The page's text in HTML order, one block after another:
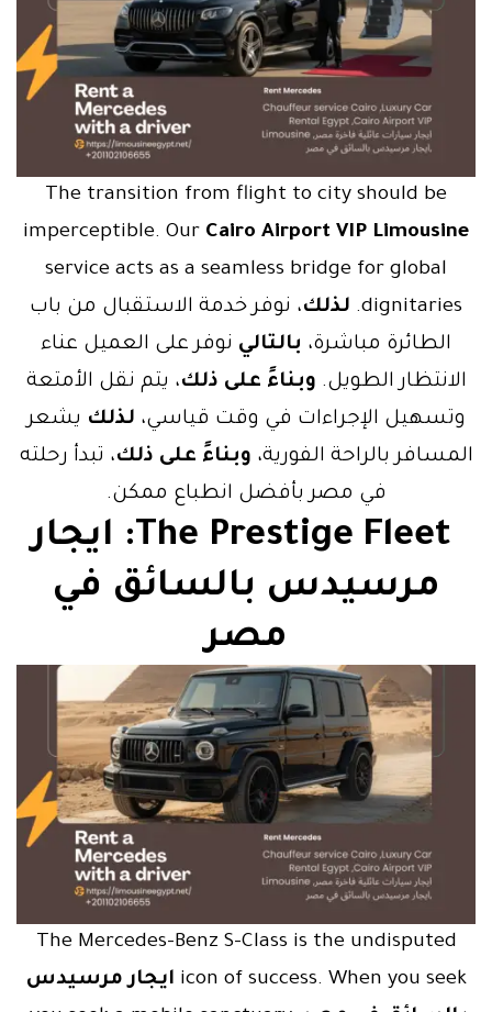
The transition from flight to city should be
imperceptible. Our Cairo Airport VIP Limousine
service acts as a seamless bridge for global
dignitaries. لذلك، نوفر خدمة الاستقبال من باب
الطائرة مباشرة، بالتالي نوفر على العميل عناء
الانتظار الطويل. وبناءً على ذلك، يتم نقل الأمتعة
وتسهيل الإجراءات في وقت قياسي، لذلك يشعر
المسافر بالراحة الفورية، وبناءً على ذلك، تبدأ رحلته
في مصر بأفضل انطباع ممكن.
The Prestige Fleet: ايجار
مرسيدس بالسائق في
مصر
The Mercedes-Benz S-Class is the undisputed
icon of success. When you seek ايجار مرسيدس